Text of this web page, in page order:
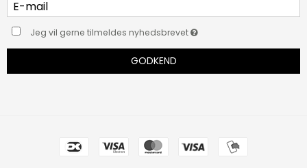
Jeg vil gerne tilmeldes nyhedsbrevet
GODKEND